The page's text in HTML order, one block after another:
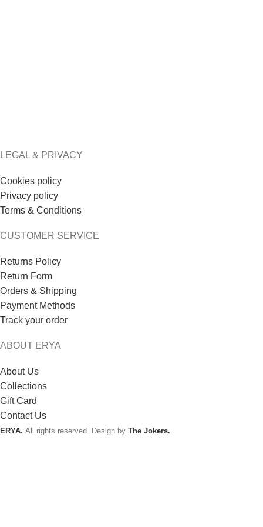
LEGAL & PRIVACY
Cookies policy
Privacy policy
Terms & Conditions
CUSTOMER SERVICE
Returns Policy
Return Form
Orders & Shipping
Payment Methods
Track your order
ABOUT ERYA
About Us
Collections
Gift Card
Contact Us
ERYA. All rights reserved. Design by The Jokers.